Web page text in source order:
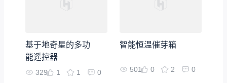
基于地奇星的多功
能遥控器
329 1 1 0
智能恒温催芽箱
501 0 2 0